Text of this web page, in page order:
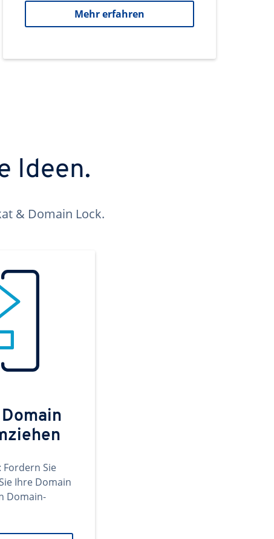
Mehr erfahren
Ideen.
& Domain Lock.
Fordern Sie
Ihre Domain
Domain-